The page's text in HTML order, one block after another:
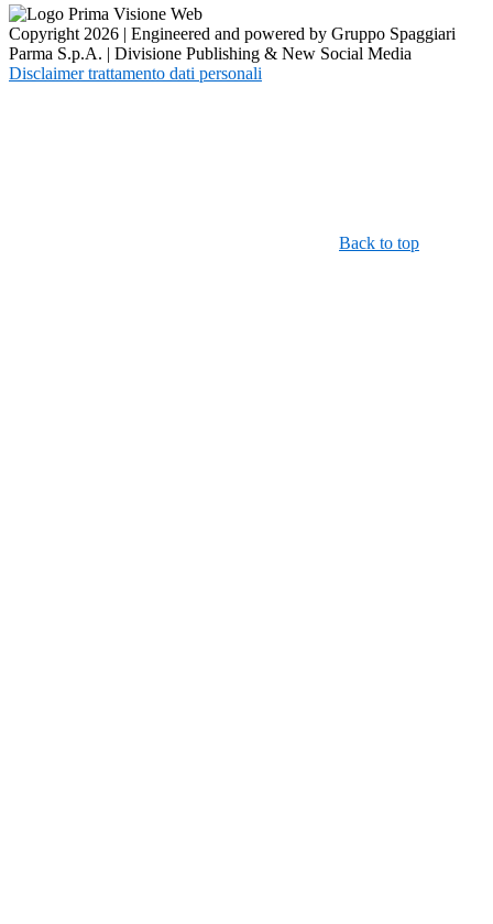
Copyright 2026 | Engineered and powered by Gruppo Spaggiari
Parma S.p.A. | Divisione Publishing & New Social Media
Disclaimer trattamento dati personali
Back to top